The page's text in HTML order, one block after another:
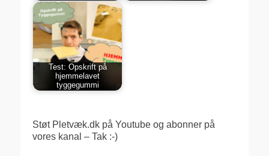
Test: Opskrift på
hjemmelavet
tyggegummi
Støt Pletvæk.dk på Youtube og abonner på
vores kanal – Tak :-)